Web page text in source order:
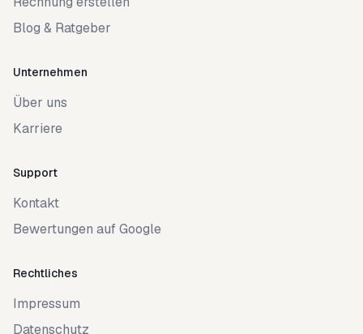
Blog & Ratgeber
Unternehmen
Über uns
Karriere
Support
Kontakt
Bewertungen auf Google
Rechtliches
Impressum
Datenschutz